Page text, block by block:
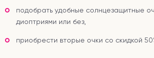
подобрать удобные солнцезащитные
диоптриями или без,
приобрести вторые очки со скидкой